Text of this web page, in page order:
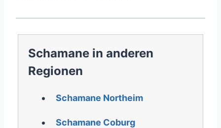
Schamane in anderen
Regionen
Schamane Northeim
Schamane Coburg